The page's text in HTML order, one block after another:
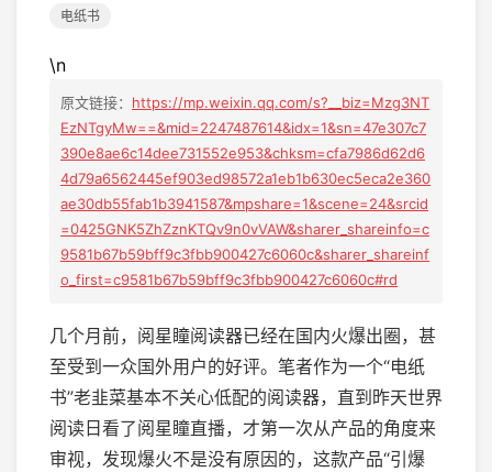
电纸书
\n
原文链接： https://mp.weixin.qq.com/s?__biz=Mzg3NT
EzNTgyMw==&mid=2247487614&idx=1&sn=47e307c7
390e8ae6c14dee731552e953&chksm=cfa7986d62d6
4d79a6562445ef903ed98572a1eb1b630ec5eca2e360
ae30db55fab1b3941587&mpshare=1&scene=24&srcid
=0425GNK5ZhZznKTQv9n0vVAW&sharer_shareinfo=c
9581b67b59bff9c3fbb900427c6060c&sharer_shareinf
o_first=c9581b67b59bff9c3fbb900427c6060c#rd
几个月前，阅星瞳阅读器已经在国内火爆出圈，甚
至受到一众国外用户的好评。笔者作为一个“电纸
书”老韭菜基本不关心低配的阅读器，直到昨天世界
阅读日看了阅星瞳直播，才第一次从产品的角度来
审视，发现爆火不是没有原因的，这款产品“引爆